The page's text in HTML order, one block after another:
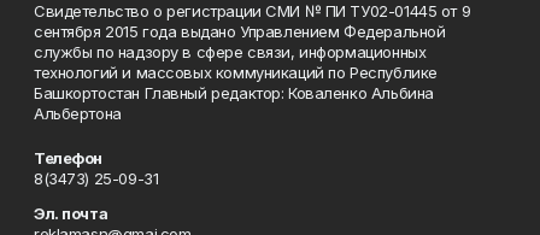
Свидетельство о регистрации СМИ № ПИ ТУ02-01445 от 9
сентября 2015 года выдано Управлением Федеральной
службы по надзору в сфере связи, информационных
технологий и массовых коммуникаций по Республике
Башкортостан Главный редактор: Коваленко Альбина
Альбертона
Телефон
8(3473) 25-09-31
Эл. почта